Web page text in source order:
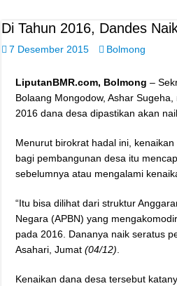
Di Tahun 2016, Dandes
7 Desember 2015 Bolmong
LiputanBMR.com, Bolmong –
Bolaang Mongodow, Ashar
2016 dana desa dipastikan akan
Menurut birokrat hadal ini,
bagi pembangunan desa itu
sebelumnya atau mengalami
“Itu bisa dilihat dari struktur
Negara (APBN) yang
pada 2016. Dananya naik seratus
Asahari, Jumat(04/12).
Kenaikan dana desa tersebut